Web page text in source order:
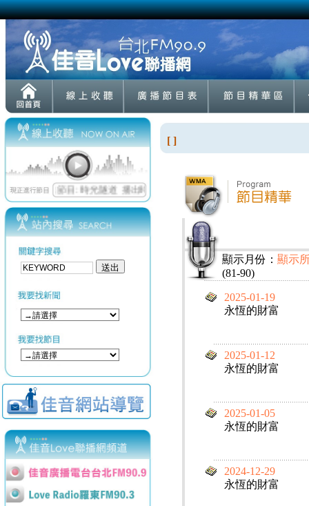
[ ]
顯示月份： 顯示
(81-90)
2025-01-19
永恆的財富
2025-01-12
永恆的財富
2025-01-05
永恆的財富
2024-12-29
永恆的財富